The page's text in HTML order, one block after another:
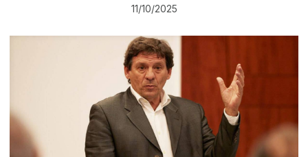
11/10/2025